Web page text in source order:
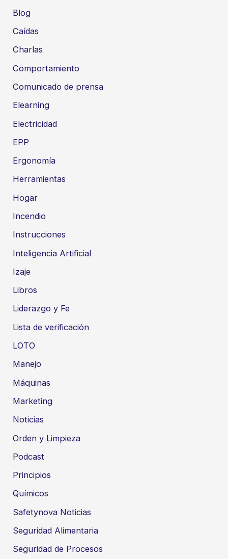
Blog
Caídas
Charlas
Comportamiento
Comunicado de prensa
Elearning
Electricidad
EPP
Ergonomía
Herramientas
Hogar
Incendio
Instrucciones
Inteligencia Artificial
Izaje
Libros
Liderazgo y Fe
Lista de verificación
LOTO
Manejo
Máquinas
Marketing
Noticias
Orden y Limpieza
Podcast
Principios
Químicos
Safetynova Noticias
Seguridad Alimentaria
Seguridad de Procesos